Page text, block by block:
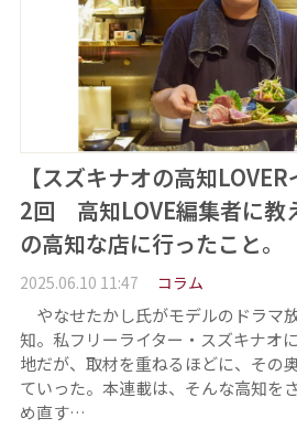
【スズキナオの高知
2回 高知LOVE編集者に教
の高知な店に行ったこと。
2025.06.10 11:47 コラム
やなせたかし氏がモデルのドラマ
知。私フリーライター・スズキナオ
地だが、取材を重ねるほどに、その
ていった。本連載は、そんな高知を
め直す…